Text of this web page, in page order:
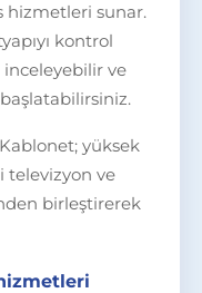
hizmetleri sunar.
kontrol
ve
yüksek
televizyon ve
birleştirerek